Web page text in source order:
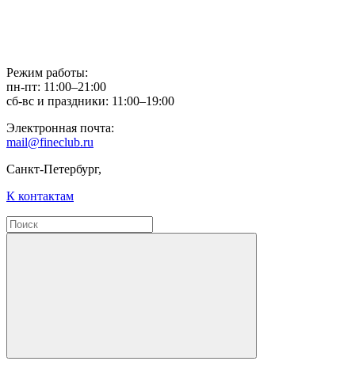
Режим работы:
пн-пт: 11:00–21:00
сб-вс и праздники: 11:00–19:00
Электронная почта:
mail@fineclub.ru
Санкт-Петербург,
К контактам